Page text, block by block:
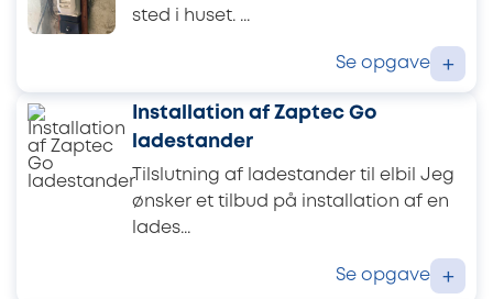
sted i huset. ...
Se opgave +
Installation af Zaptec Go
ladestander
Tilslutning af ladestander til elbil Jeg
ønsker et tilbud på installation af en
lades...
Se opgave +